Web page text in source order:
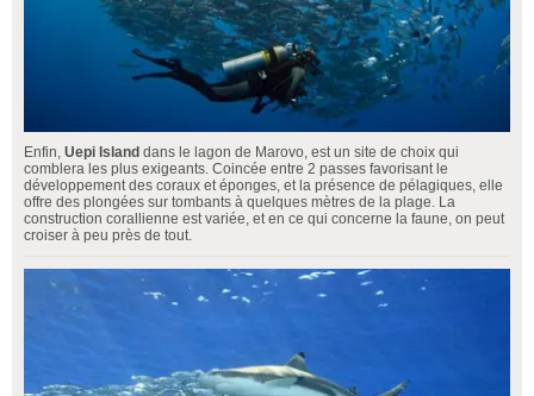
Enfin, Uepi Island dans le lagon de Marovo, est un site de choix qui
comblera les plus exigeants. Coincée entre 2 passes favorisant le
développement des coraux et éponges, et la présence de pélagiques, elle
offre des plongées sur tombants à quelques mètres de la plage. La
construction corallienne est variée, et en ce qui concerne la faune, on peut
croiser à peu près de tout.